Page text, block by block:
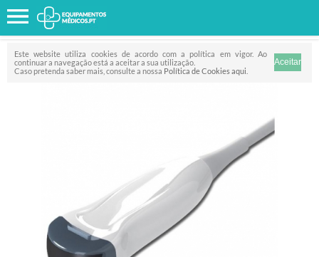
Este website utiliza cookies de acordo com a política em vigor. Ao
continuar a navegação está a aceitar a sua utilização.
Caso pretenda saber mais, consulte a nossa Política de Cookies aqui